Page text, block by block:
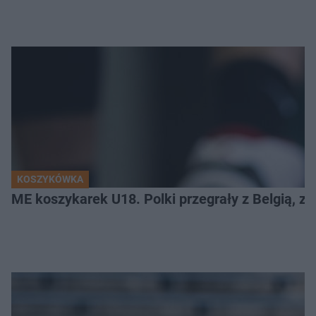
KOSZYKÓWKA
ME koszykarek U18. Polki przegrały z Belgią,